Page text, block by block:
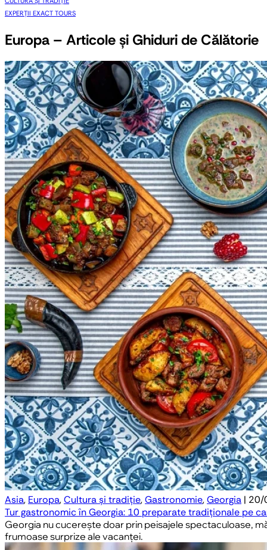
EXPERȚII EXACT TOURS
Europa – Articole și Ghiduri de Călătorie
Asia, Europa,Cultura și tradiție,Gastronomie,Georgia |
Tur gastronomic în Georgia: 10 preparate tradiționale pe
Georgia nu cucerește doar prin peisajele spectaculoase,
frumoase surprize ale vacanței.